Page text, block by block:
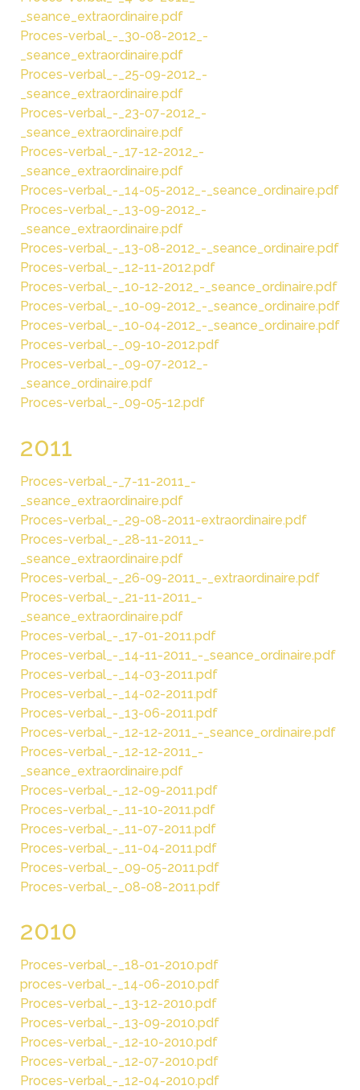
_seance_extraordinaire.pdf
Proces-verbal_-_30-08-2012_-
_seance_extraordinaire.pdf
Proces-verbal_-_25-09-2012_-
_seance_extraordinaire.pdf
Proces-verbal_-_23-07-2012_-
_seance_extraordinaire.pdf
Proces-verbal_-_17-12-2012_-
_seance_extraordinaire.pdf
Proces-verbal_-_14-05-2012_-_seance_ordinaire.pdf
Proces-verbal_-_13-09-2012_-
_seance_extraordinaire.pdf
Proces-verbal_-_13-08-2012_-_seance_ordinaire.pdf
Proces-verbal_-_12-11-2012.pdf
Proces-verbal_-_10-12-2012_-_seance_ordinaire.pdf
Proces-verbal_-_10-09-2012_-_seance_ordinaire.pdf
Proces-verbal_-_10-04-2012_-_seance_ordinaire.pdf
Proces-verbal_-_09-10-2012.pdf
Proces-verbal_-_09-07-2012_-
_seance_ordinaire.pdf
Proces-verbal_-_09-05-12.pdf
2011
Proces-verbal_-_7-11-2011_-
_seance_extraordinaire.pdf
Proces-verbal_-_29-08-2011-extraordinaire.pdf
Proces-verbal_-_28-11-2011_-
_seance_extraordinaire.pdf
Proces-verbal_-_26-09-2011_-_extraordinaire.pdf
Proces-verbal_-_21-11-2011_-
_seance_extraordinaire.pdf
Proces-verbal_-_17-01-2011.pdf
Proces-verbal_-_14-11-2011_-_seance_ordinaire.pdf
Proces-verbal_-_14-03-2011.pdf
Proces-verbal_-_14-02-2011.pdf
Proces-verbal_-_13-06-2011.pdf
Proces-verbal_-_12-12-2011_-_seance_ordinaire.pdf
Proces-verbal_-_12-12-2011_-
_seance_extraordinaire.pdf
Proces-verbal_-_12-09-2011.pdf
Proces-verbal_-_11-10-2011.pdf
Proces-verbal_-_11-07-2011.pdf
Proces-verbal_-_11-04-2011.pdf
Proces-verbal_-_09-05-2011.pdf
Proces-verbal_-_08-08-2011.pdf
2010
Proces-verbal_-_18-01-2010.pdf
proces-verbal_-_14-06-2010.pdf
Proces-verbal_-_13-12-2010.pdf
Proces-verbal_-_13-09-2010.pdf
Proces-verbal_-_12-10-2010.pdf
Proces-verbal_-_12-07-2010.pdf
Proces-verbal_-_12-04-2010.pdf